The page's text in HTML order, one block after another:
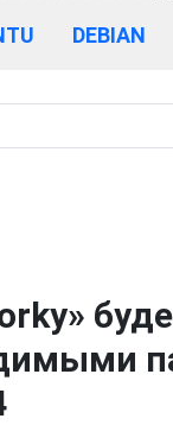
DEBIAN